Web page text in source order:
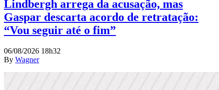
Lindbergh arrega da acusação, mas
Gaspar descarta acordo de retratação:
“Vou seguir até o fim”
06/08/2026 18h32
By Wagner